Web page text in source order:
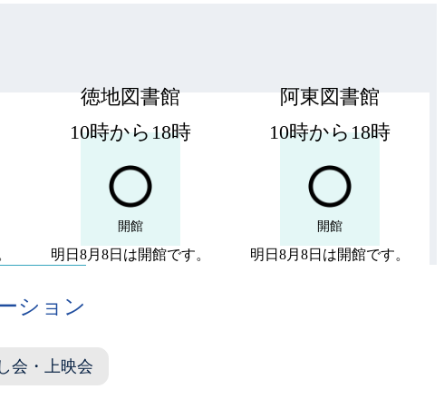
徳地図書館
10時から18時
開館
明日8月8日は開館です。
阿東図書館
10時から18時
開館
明日8月8日は開館です。
ション
会・上映会